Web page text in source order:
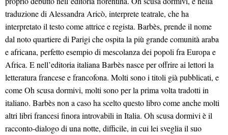
traduzione di Alessandra Aricò, interprete teatrale, che ha
interpretato il testo come attrice e regista. Barbès, prende il nome
dal noto quartiere di Parigi che ospita la più grande comunità araba
e africana, perfetto esempio di mescolanza dei popoli fra Europa e
Africa. E nell’editoria italiana Barbès nasce per offrire ai lettori la
letteratura francese e francofona. Molti sono i titoli già pubblicati, e
come Oh scusa dormivi, molti sono per la prima volta tradotti in
italiano. Barbès non a caso ha scelto questo libro come anche molti
altri libri francesi finora introvabili in Italia. Oh scusa dormivi è il
racconto-dialogo di una notte, difficile, in cui lei sveglia il suo